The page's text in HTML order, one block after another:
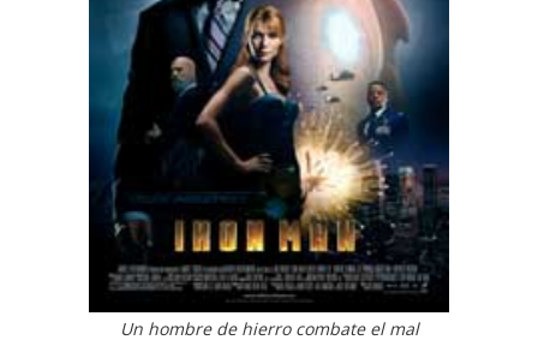
Un hombre de hierro combate el mal